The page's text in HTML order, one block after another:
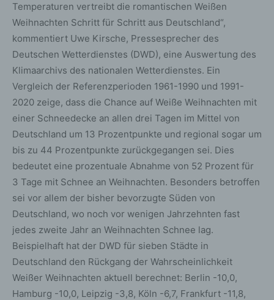
Temperaturen vertreibt die romantischen Weißen
Weihnachten Schritt für Schritt aus Deutschland“,
kommentiert Uwe Kirsche, Pressesprecher des
Deutschen Wetterdienstes (DWD), eine Auswertung des
Klimaarchivs des nationalen Wetterdienstes. Ein
Vergleich der Referenzperioden 1961-1990 und 1991-
2020 zeige, dass die Chance auf Weiße Weihnachten mit
einer Schneedecke an allen drei Tagen im Mittel von
Deutschland um 13 Prozentpunkte und regional sogar um
bis zu 44 Prozentpunkte zurückgegangen sei. Dies
bedeutet eine prozentuale Abnahme von 52 Prozent für
3 Tage mit Schnee an Weihnachten. Besonders betroffen
sei vor allem der bisher bevorzugte Süden von
Deutschland, wo noch vor wenigen Jahrzehnten fast
jedes zweite Jahr an Weihnachten Schnee lag.
Beispielhaft hat der DWD für sieben Städte in
Deutschland den Rückgang der Wahrscheinlichkeit
Weißer Weihnachten aktuell berechnet: Berlin -10,0,
Hamburg -10,0, Leipzig -3,8, Köln -6,7, Frankfurt -11,8,